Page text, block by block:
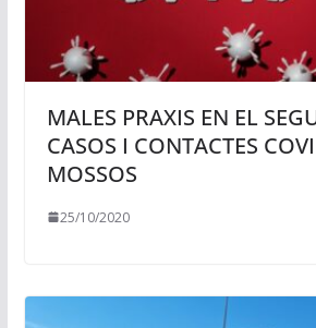
MALES PRAXIS EN EL
CASOS I CONTACTES
MOSSOS
25/10/2020